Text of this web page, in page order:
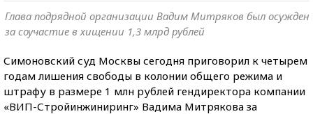
Глава подрядной организации Вадим Митряков был осужден
за соучастие в хищении 1,3 млрд рублей
Симоновский суд Москвы сегодня приговорил к четырем
годам лишения свободы в колонии общего режима и
штрафу в размере 1 млн рублей гендиректора компании
«ВИП-Стройинжиниринг» Вадима Митрякова за